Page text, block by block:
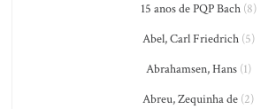
15 anos de PQP Bach(8)
Abel, Carl Friedrich(5)
Abrahamsen, Hans(1)
Abreu, Zequinha de (2)